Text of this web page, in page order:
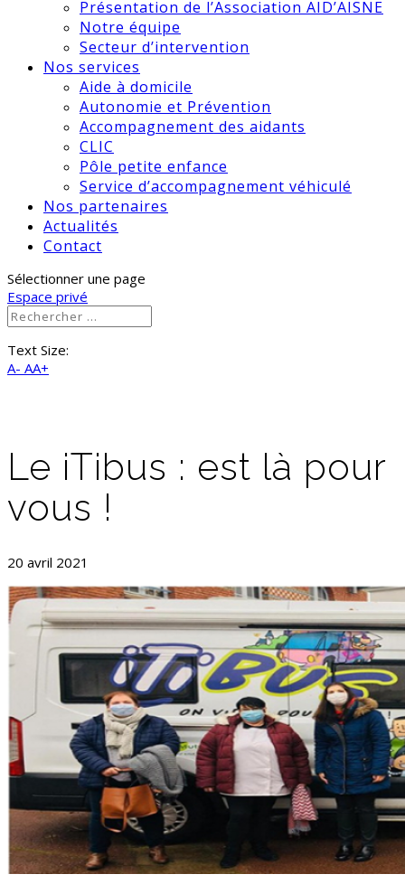
Présentation de l’Association AID’AISNE
Notre équipe
Secteur d’intervention
Nos services
Aide à domicile
Autonomie et Prévention
Accompagnement des aidants
CLIC
Pôle petite enfance
Service d’accompagnement véhiculé
Nos partenaires
Actualités
Contact
Sélectionner une page
Espace privé
Text Size:
A- AA+
Le iTibus : est là pour
vous !
20 avril 2021